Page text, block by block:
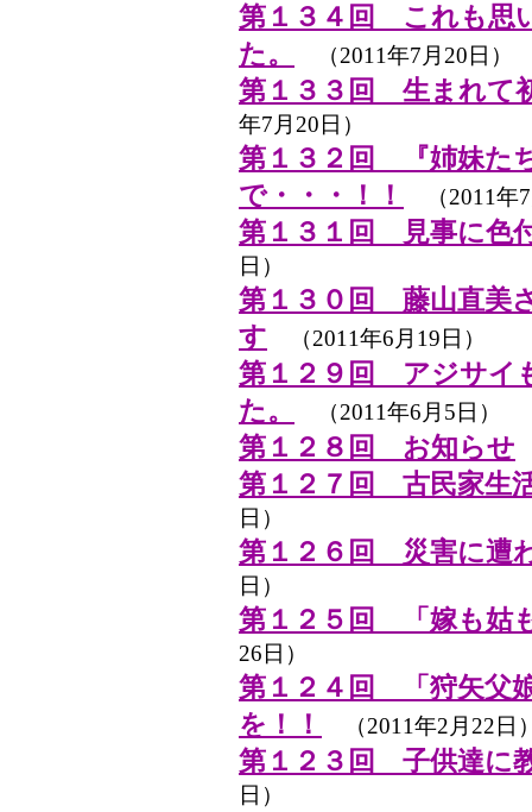
第１３４回 これも思
た。
（2011年7月20日）
第１３３回 生まれて
年7月20日）
第１３２回 『姉妹た
で・・・！！
（2011年
第１３１回 見事に色
日）
第１３０回 藤山直美
す （2011年6月19日）
第１２９回 アジサイ
た。
（2011年6月5日）
第１２８回 お知らせ
第１２７回 古民家生
日）
第１２６回 災害に遭
日）
第１２５回 「嫁も姑
26日）
第１２４回 「狩矢父
を！！
（2011年2月22日
第１２３回 子供達に
日）